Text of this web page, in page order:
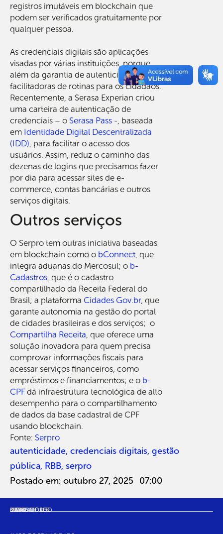
registros imutáveis em blockchain que
podem ser verificados gratuitamente por
qualquer pessoa.
As credenciais digitais são aplicações
visadas por várias instituições, porque
além da garantia de autenticidade, são
facilitadoras de rotinas para os cidadãos.
Recentemente, a Serasa Experian criou
uma carteira de autenticação de
credenciais – o Serasa Pass -, baseada
em Identidade Digital Descentralizada
(IDD) , para facilitar o acesso dos
usuários. Assim, reduz o caminho das
dezenas de logins que precisamos fazer
por dia para acessar sites de e-
commerce, contas bancárias e outros
serviços digitais.
Outros serviços
O Serpro tem outras iniciativa baseadas
em blockchain como o bConnect , que
integra aduanas do Mercosul; o b-
Cadastros , que é o cadastro
compartilhado da Receita Federal do
Brasil; a plataforma Cidades Gov.br, que
garante autonomia na gestão do portal
de cidades brasileiras e dos serviços; o
Compartilha Receita , que oferece uma
solução inovadora para quem precisa
comprovar informações fiscais para
acessar serviços financeiros, como
empréstimos e financiamentos; e o b-
CPF dá infraestrutura tecnológica de alto
desempenho para o compartilhamento
de dados da base cadastral de CPF
usando blockchain.
Fonte: Serpro
autenticidade, credenciais digitais, gestão
pública, RBB, serpro
Postado em: outubro 27, 2025 07:00
SOBRE NÓS
MAPA
CASOS DE USO
INDICADORES
COMUNIDADE